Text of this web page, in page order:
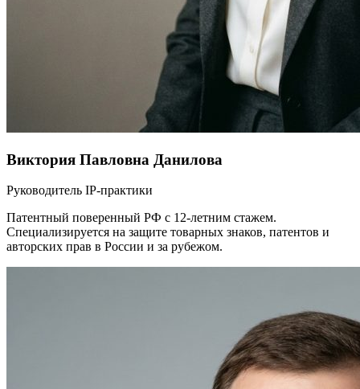
Виктория Павловна Данилова
Руководитель IP-практики
Патентный поверенный РФ с 12-летним стажем.
Специализируется на защите товарных знаков, патентов и
авторских прав в России и за рубежом.